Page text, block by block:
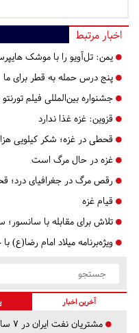
اخبار مرتبط
یمن: تل‌آویو را با موشک
پنج درس‌ حمله به قطر برای ما
جشنواره بین‌المللی فیلم
قزوین: غزه غذا ندارد
قحطی در غزه؛ شکر کیلویی
غزه در حال مرگ است
رقص مرگ در جغرافیای درد؛
قیام غزه
تلاش برای مقابله با سانسور؛
ویژه‌برنامه‌ میلاد امام
آخرین اخبار
مشتریان نفت ایران در ۷ سال گذشته +فیلم